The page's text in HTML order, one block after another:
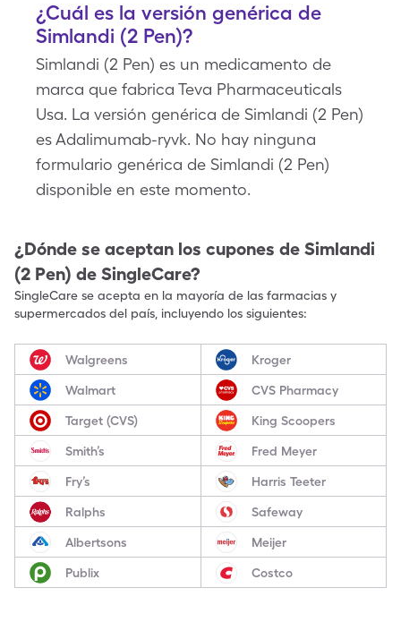
¿Cuál es la versión genérica de
Simlandi (2 Pen)?
Simlandi (2 Pen) es un medicamento de
marca que fabrica Teva Pharmaceuticals
Usa. La versión genérica de Simlandi (2 Pen)
es Adalimumab-ryvk. No hay ninguna
formulario genérica de Simlandi (2 Pen)
disponible en este momento.
¿Dónde se aceptan los cupones de Simlandi
(2 Pen) de SingleCare?
SingleCare se acepta en la mayoría de las farmacias y
supermercados del país, incluyendo los siguientes:
Walgreens Kroger
Walmart CVS Pharmacy
Target (CVS) King Scoopers
Smith’s Fred Meyer
Fry’s Harris Teeter
Ralphs Safeway
Albertsons Meijer
Publix Costco